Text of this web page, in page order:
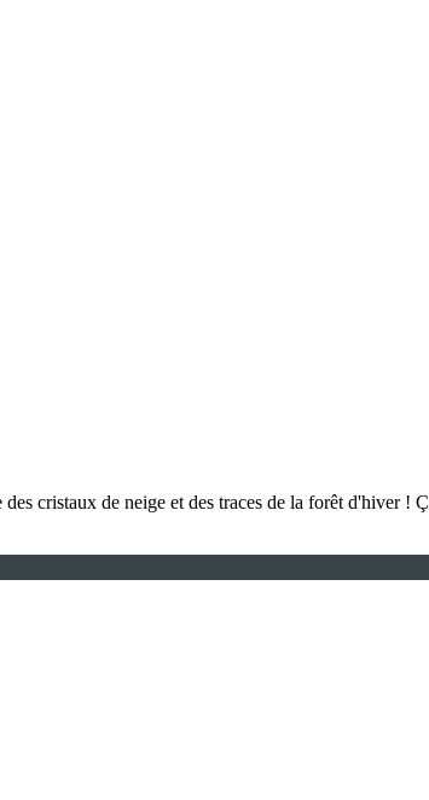
cristaux de neige et des traces de la forêt d'hiver !